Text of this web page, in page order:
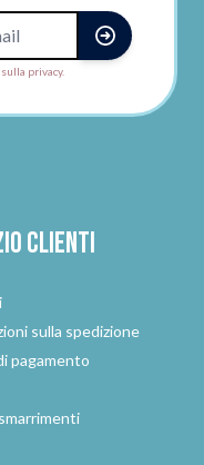
privacy.
clienti
sulla spedizione
pagamento